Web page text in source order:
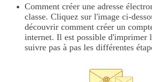
Comment créer une adresse
classe. Cliquez sur l'image ci-
découvrir comment créer un
internet. Il est possible d'imprimer
suivre pas à pas les différentes